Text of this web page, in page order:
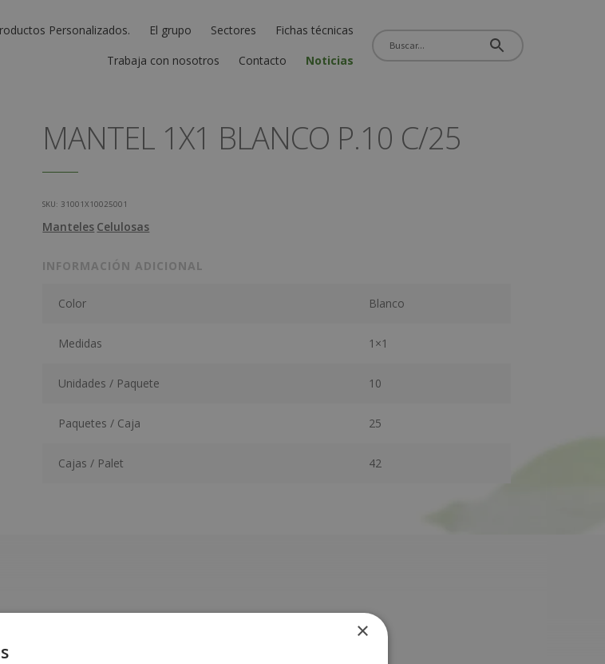
Personalizados. El grupo Sectores
Fichas técnicas
Trabaja con nosotros
Contacto Noticias
MANTEL 1X1 BLANCO P.10 C/25
SKU: 31001X10025001
Manteles Celulosas
INFORMACIÓN ADICIONAL
Color Blanco
Medidas 1×1
Unidades / Paquete 10
Paquetes / Caja 25
Cajas / Palet 42
×